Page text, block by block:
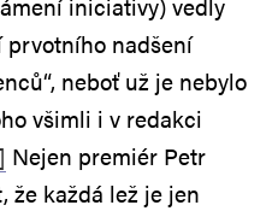
prvotního nadšení
neboť už je nebylo
všimli i v redakci
Nejen premiér Petr
že každá lež je jen